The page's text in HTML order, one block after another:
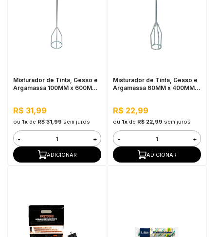
Misturador de Tinta, Gesso e
Argamassa 100MM x 600MM
R$ 31,99
ou 1xde R$ 31,99 sem juros
- +
ADICIONAR
Misturador de Tinta, Gesso e
Argamassa 60MM x 400MM x
R$ 22,99
ou 1xde R$ 22,99 sem juros
- +
ADICIONAR